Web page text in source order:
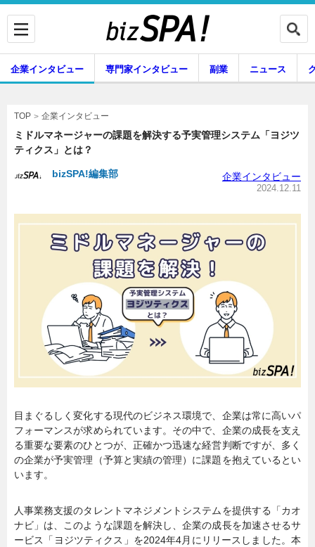
企業インタビュー 専門家インタビュー
グルメ スキル
暮らし エンタメ
企業インタビュー 専門家インタビュー 副業 ニュース
TOP 企業インタビュー
ミドルマネージャーの課題を解決する予実管理システム「ヨジツ
ティクス」とは？
bizSPA!編集部 企業インタビュー
2024.12.11
目まぐるしく変化する現代のビジネス環境で、企業は常に高いパ
フォーマンスが求められています。その中で、企業の成長を支え
る重要な要素のひとつが、正確かつ迅速な経営判断ですが、多く
の企業が予実管理（予算と実績の管理）に課題を抱えているとい
います。
人事業務支援のタレントマネジメントシステムを提供する「カオ
ナビ」は、このような課題を解決し、企業の成長を加速させるサ
ービス「ヨジツティクス」を2024年4月にリリースしました。本